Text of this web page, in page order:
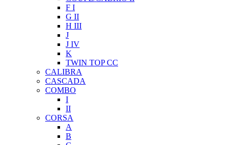
F I
G II
H III
J
J IV
K
TWIN TOP CC
CALIBRA
CASCADA
COMBO
I
II
CORSA
A
B